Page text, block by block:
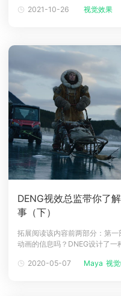
何借助LED灯完成的、牛的镜头
2021-10-26 视觉效果
DENG视效总监带你了
事（下）
拓展阅读该内容前两部分：第
动画的信息吗？DNEG设计了
有许多功能来传达最真实的图像
2020-05-07 Maya 视